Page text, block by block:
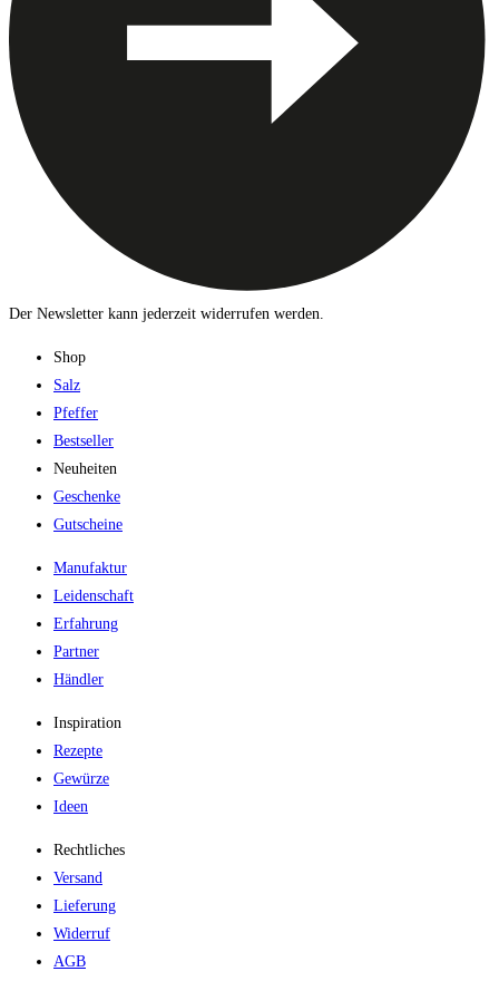
Der Newsletter kann jederzeit widerrufen werden.
Shop
Salz
Pfeffer
Bestseller
Neuheiten
Geschenke
Gutscheine
Manufaktur
Leidenschaft
Erfahrung
Partner
Händler
Inspiration
Rezepte
Gewürze
Ideen
Rechtliches
Versand
Lieferung
Widerruf
AGB